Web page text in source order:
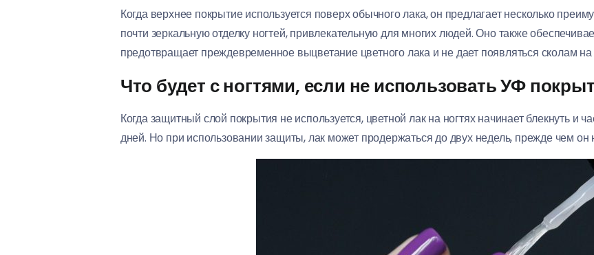
Когда верхнее покрытие используется поверх обычного лака, он предлагает несколько
почти зеркальную отделку ногтей, привлекательную для многих людей. Оно также
предотвращает преждевременное выцветание цветного лака и не дает появляться сколам на
Что будет с ногтями, если не использовать УФ
Когда защитный слой покрытия не используется, цветной лак на ногтях начинает блекнуть и
дней. Но при использовании защиты, лак может продержаться до двух недель, прежде чем он